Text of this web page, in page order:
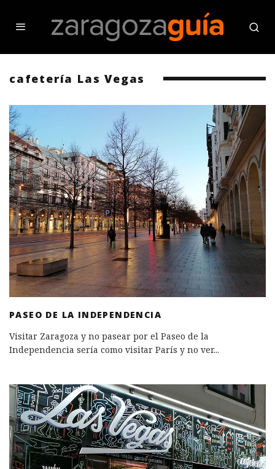
cafetería Las Vegas
PASEO DE LA INDEPENDENCIA
Visitar Zaragoza y no pasear por el Paseo de la
Independencia sería como visitar París y no ver...